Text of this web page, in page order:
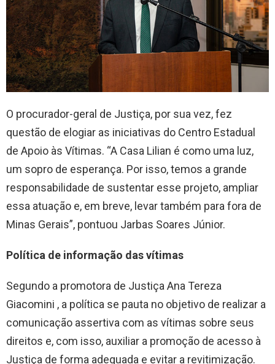
O procurador-geral de Justiça, por sua vez, fez
questão de elogiar as iniciativas do Centro Estadual
de Apoio às Vítimas. “A Casa Lilian é como uma luz,
um sopro de esperança. Por isso, temos a grande
responsabilidade de sustentar esse projeto, ampliar
essa atuação e, em breve, levar também para fora de
Minas Gerais”, pontuou Jarbas Soares Júnior.
Política de informação das vítimas
Segundo a promotora de Justiça Ana Tereza
Giacomini , a política se pauta no objetivo de realizar a
comunicação assertiva com as vítimas sobre seus
direitos e, com isso, auxiliar a promoção de acesso à
Justiça de forma adequada e evitar a revitimização.